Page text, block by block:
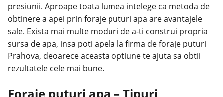
presiunii. Aproape toata lumea intelege ca metoda de
obtinere a apei prin foraje puturi apa are avantajele
sale. Exista mai multe moduri de a-ti construi propria
sursa de apa, insa poti apela la firma de foraje puturi
Prahova, deoarece aceasta optiune te ajuta sa obtii
rezultatele cele mai bune.
Foraje puturi apa – Tipuri